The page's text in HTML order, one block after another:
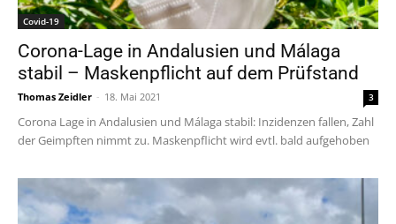
Covid-19
Corona-Lage in Andalusien und Málaga
stabil – Maskenpflicht auf dem Prüfstand
Thomas Zeidler - 18. Mai 2021 3
Corona Lage in Andalusien und Málaga stabil: Inzidenzen fallen, Zahl
der Geimpften nimmt zu. Maskenpflicht wird evtl. bald aufgehoben